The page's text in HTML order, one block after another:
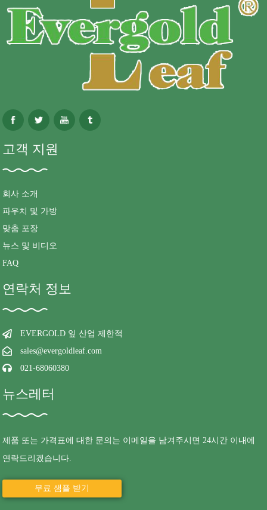
고객 지원
회사 소개
파우치 및 가방
맞춤 포장
뉴스 및 비디오
FAQ
연락처 정보
EVERGOLD 잎 산업 제한적
sales@evergoldleaf.com
021-68060380
뉴스레터
제품 또는 가격표에 대한 문의는 이메일을 남겨주시면 24시간 이내에
연락드리겠습니다.
무료 샘플 받기